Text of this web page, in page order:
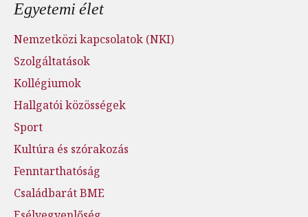
Egyetemi élet
Nemzetközi kapcsolatok (NKI)
Szolgáltatások
Kollégiumok
Hallgatói közösségek
Sport
Kultúra és szórakozás
Fenntarthatóság
Családbarát BME